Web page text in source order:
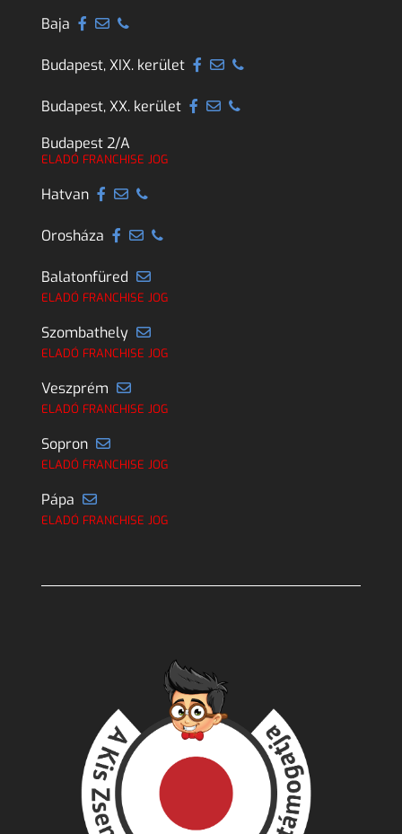
Baja
Budapest, XIX. kerület
Budapest, XX. kerület
Budapest 2/A
ELADÓ FRANCHISE JOG
Hatvan
Orosháza
Balatonfüred
ELADÓ FRANCHISE JOG
Szombathely
ELADÓ FRANCHISE JOG
Veszprém
ELADÓ FRANCHISE JOG
Sopron
ELADÓ FRANCHISE JOG
Pápa
ELADÓ FRANCHISE JOG